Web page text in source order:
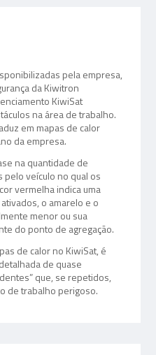
pela empresa,
da Kiwitron
KiwiSat
na área de trabalho.
em mapas de calor
da empresa.
na quantidade de
pelo veículo no qual os
vermelha indica uma
o amarelo e o
menor ou sua
do ponto de agregação.
de calor no KiwiSat, é
de quase
que, se repetidos,
de trabalho perigoso.